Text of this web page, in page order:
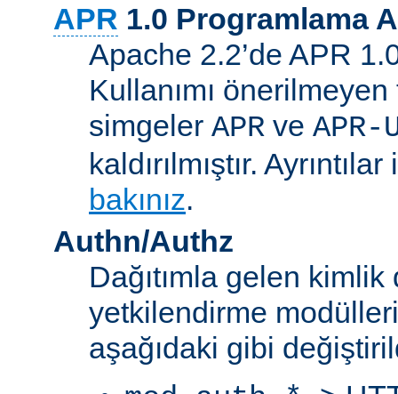
APR 1.0 Programlama
Apache 2.2’de APR
Kullanımı
simgeler APR ve
kaldırılmıştır.
bakınız.
Authn/Authz
Dağıtımla gelen
yetkilendirme
aşağıdaki gibi